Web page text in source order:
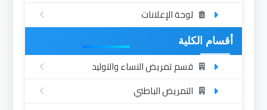
لوحة الإعلانات
أقسام الكلية
قسم تمريض النساء والتوليد
التمريض الباطني